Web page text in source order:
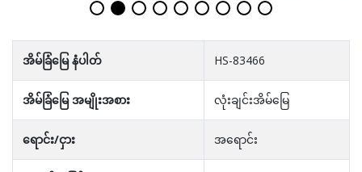
အိမ်ခြံမြေ နံပါတ် HS-83466
အိမ်ခြံမြေ အမျိုးအစား လုံးချင်းအိမ်မြေ
ရောင်း/ငှား အရောင်း